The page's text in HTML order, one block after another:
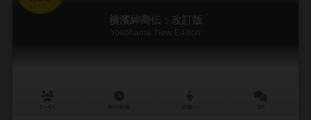
横濱紳商伝：改訂版
Yokohama: New Edition